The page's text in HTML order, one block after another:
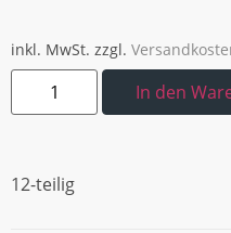
inkl. MwSt. zzgl.
In den
12-teilig